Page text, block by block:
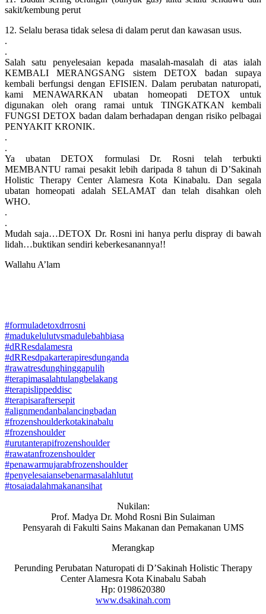
sakit/kembung perut
12. Selalu berasa tidak selesa di dalam perut dan kawasan usus.
.
.
Salah satu penyelesaian kepada masalah-masalah di atas ialah
KEMBALI MERANGSANG sistem DETOX badan supaya
kembali berfungsi dengan EFISIEN. Dalam perubatan naturopati,
kami MENAWARKAN ubatan homeopati DETOX untuk
digunakan oleh orang ramai untuk TINGKATKAN kembali
FUNGSI DETOX badan dalam berhadapan dengan risiko pelbagai
PENYAKIT KRONIK.
.
.
Ya ubatan DETOX formulasi Dr. Rosni telah terbukti
MEMBANTU ramai pesakit lebih daripada 8 tahun di D’Sakinah
Holistic Therapy Center Alamesra Kota Kinabalu. Dan segala
ubatan homeopati adalah SELAMAT dan telah disahkan oleh
WHO.
.
.
Mudah saja…DETOX Dr. Rosni ini hanya perlu dispray di bawah
lidah…buktikan sendiri keberkesanannya!!
Wallahu A’lam
#formuladetoxdrrosni
#madukelulutvsmadulebahbiasa
#dRResdalamesra
#dRResdpakarterapiresdunganda
#rawatresdunghinggapulih
#terapimasalahtulangbelakang
#terapislippeddisc
#terapisaraftersepit
#alignmendanbalancingbadan
#frozenshoulderkotakinabalu
#frozenshoulder
#urutanterapifrozenshoulder
#rawatanfrozenshoulder
#penawarmujarabfrozenshoulder
#penyelesaiansebenarmasalahlutut
#tosaiadalahmakanansihat
Nukilan:
Prof. Madya Dr. Mohd Rosni Bin Sulaiman
Pensyarah di Fakulti Sains Makanan dan Pemakanan UMS
Merangkap
Perunding Perubatan Naturopati di D’Sakinah Holistic Therapy
Center Alamesra Kota Kinabalu Sabah
Hp: 0198620380
www.dsakinah.com